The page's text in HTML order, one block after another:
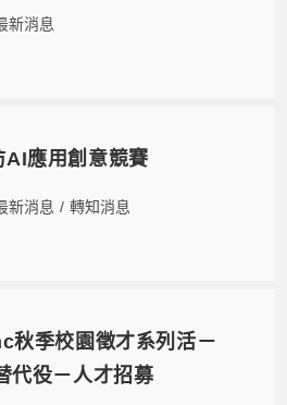
新消息
AI應用創意競賽
新消息 / 轉知消息
秋季校園徵才系列活－
代役－人才招募